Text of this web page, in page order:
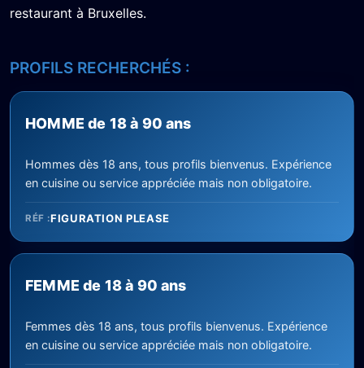
restaurant à Bruxelles.
PROFILS RECHERCHÉS :
HOMME de 18 à 90 ans
Hommes dès 18 ans, tous profils bienvenus. Expérience
en cuisine ou service appréciée mais non obligatoire.
RÉF :FIGURATION PLEASE
FEMME de 18 à 90 ans
Femmes dès 18 ans, tous profils bienvenus. Expérience
en cuisine ou service appréciée mais non obligatoire.